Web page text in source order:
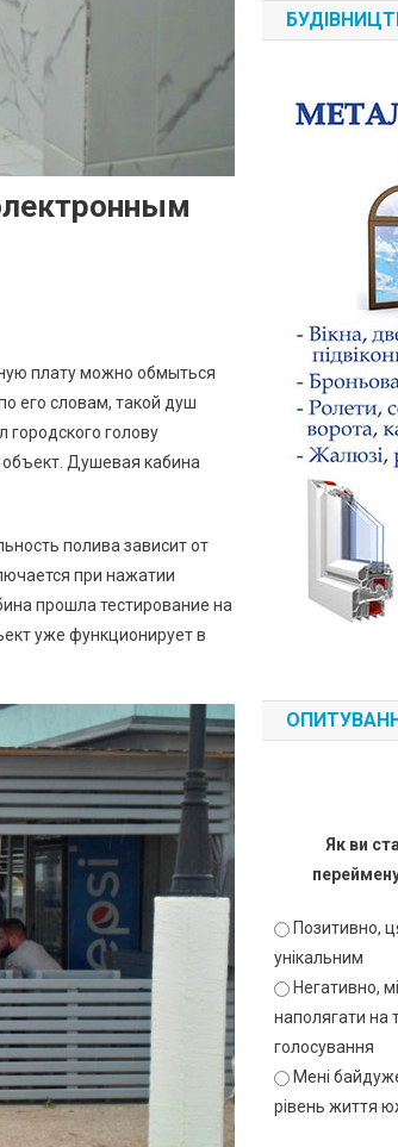
плату можно обмыться
его словам, такой душ
голову
Душевая кабина
полива зависит от
при нажатии
прошла тестирование на
уже функционирует в
Як ви
Позитивно,
унікальним
Негативно,
наполягати на
голосування
Мені
рівень життя